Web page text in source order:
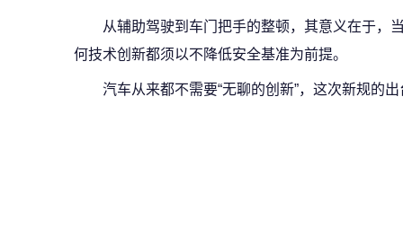
从辅助驾驶到车门把手的整顿，其意义在于，
何技术创新都须以不降低安全基准为前提。
汽车从来都不需要“无聊的创新”，这次新规的